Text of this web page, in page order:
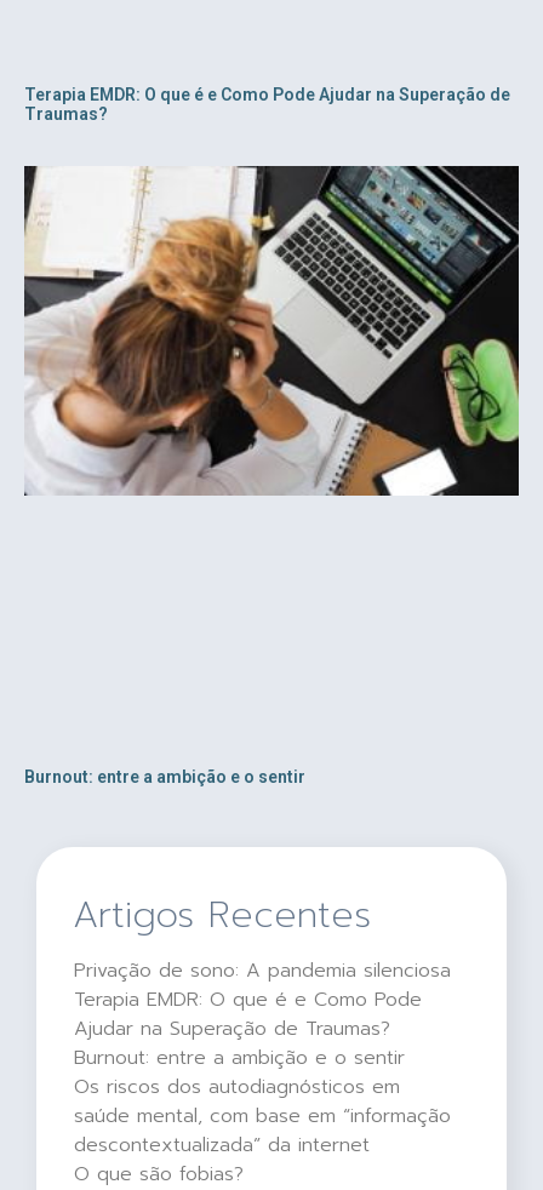
Terapia EMDR: O que é e Como Pode Ajudar na Superação de
Traumas?
Burnout: entre a ambição e o sentir
Artigos Recentes
Privação de sono: A pandemia silenciosa
Terapia EMDR: O que é e Como Pode
Ajudar na Superação de Traumas?
Burnout: entre a ambição e o sentir
Os riscos dos autodiagnósticos em
saúde mental, com base em “informação
descontextualizada” da internet
O que são fobias?